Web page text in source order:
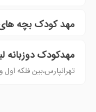
مهد کودک بچه
مهدکودک دوزبانه
تهرانپارس،بین فلکه اول و دوم،